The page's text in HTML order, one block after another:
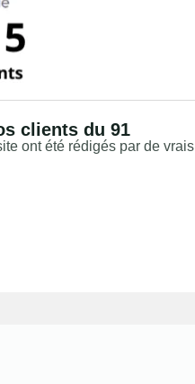
clients du 91
ont été rédigés par de vrais